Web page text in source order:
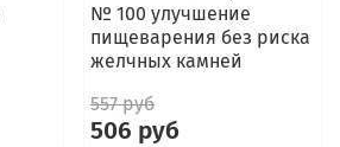
№ 100 улучшение
пищеварения без риска
желчных камней
557 руб
506 руб